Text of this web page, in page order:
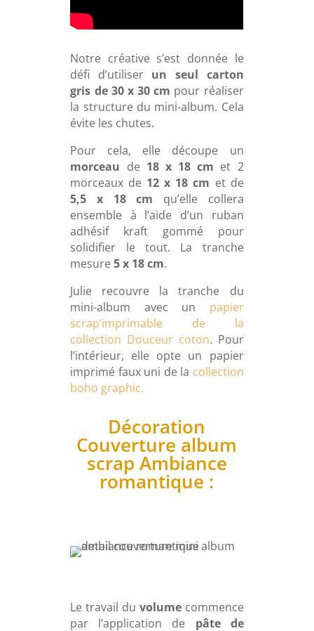
Notre créative s’est donnée le
défi d’utiliser un seul carton
gris de 30 x 30 cm pour réaliser
la structure du mini-album. Cela
évite les chutes.
Pour cela, elle découpe un
morceau de 18 x 18 cm et 2
morceaux de 12 x 18 cm et de
5,5 x 18 cm qu’elle collera
ensemble à l’aide d’un ruban
adhésif kraft gommé pour
solidifier le tout. La tranche
mesure5 x 18 cm.
Julie recouvre la tranche du
mini-album avec un papier
scrap’imprimable de la
collection Douceur coton. Pour
l’intérieur, elle opte un papier
imprimé faux uni de la collection
boho graphic.
Décoration
Couverture album
scrap Ambiance
romantique :
Le travail du volumecommence
par l’application de pâte de